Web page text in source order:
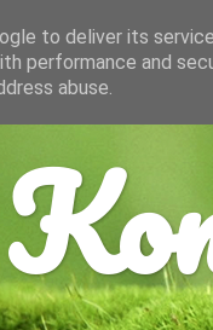
to deliver its
performance and
abuse.